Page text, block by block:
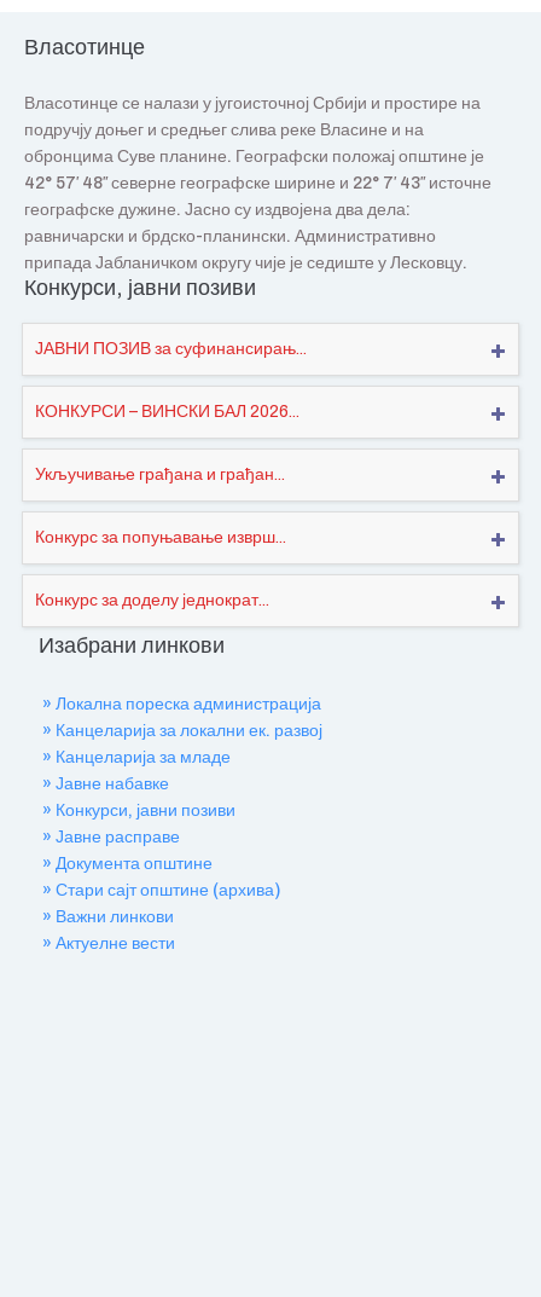
Власотинце
Власотинце се налази у југоисточној Србији и простире на
подручју доњег и средњег слива реке Власине и на
обронцима Суве планине. Географски положај општине је
42° 57′ 48″ северне географске ширине и 22° 7′ 43″ источне
географске дужине. Јасно су издвојена два дела:
равничарски и брдско-планински. Административно
припада Јабланичком округу чије је седиште у Лесковцу.
Конкурси, јавни позиви
ЈАВНИ ПОЗИВ за суфинансирањ...
КОНКУРСИ – ВИНСКИ БАЛ 2026...
Укључивање грађана и грађан...
Конкурс за попуњавање изврш...
Конкурс за доделу једнократ...
Изабрани линкови
» Локална пореска администрација
» Канцеларија за локални ек. развој
» Канцеларија за младе
» Јавне набавке
» Конкурси, јавни позиви
» Јавне расправе
» Документа општине
» Стари сајт општине (архива)
» Важни линкови
» Актуелне вести